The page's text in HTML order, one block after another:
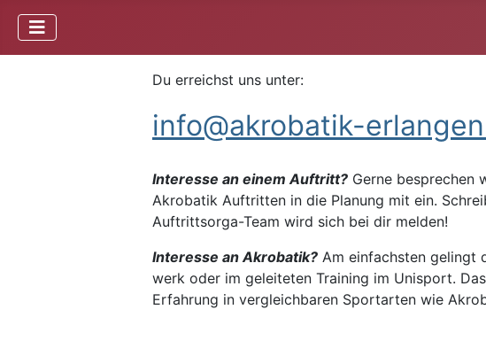
Du erreichst uns unter:
info@akrobatik-
Interesse an einem Auftritt? Gerne besprechen
Akrobatik Auftritten in die Planung mit ein.
Auftrittsorga-Team wird sich bei dir melden!
Interesse an Akrobatik? Am einfachsten gelingt
werk oder im geleiteten Training im Unisport.
Erfahrung in vergleichbaren Sportarten wie